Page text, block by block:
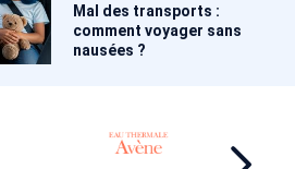
Mal des transports :
comment voyager sans
nausées ?